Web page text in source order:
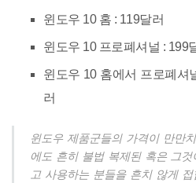
윈도우 10 홈 : 119달러
윈도우 10 프로폐셔널 : 199
윈도우 10 홈에서 프로폐셔
러
윈도우 제품군들의 가격이 만만
에도 흔히 불법 복제된 혹은 그
고 사용하는 분들을 흔치 않게